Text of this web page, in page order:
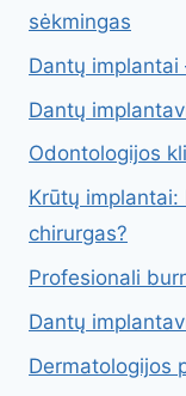
sėkmingas
Dantų implantai
Dantų
Odontologijos
Krūtų
chirurgas?
Profesionali
Dantų
Dermatologijos